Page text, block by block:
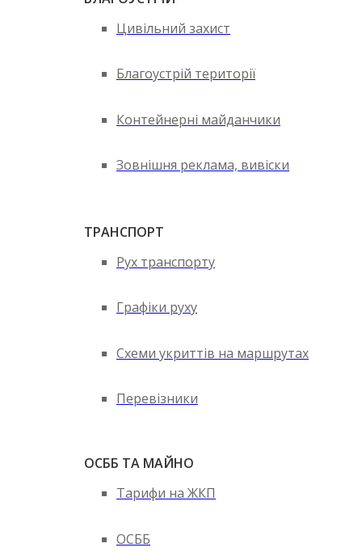
Цивільний захист
Благоустрій території
Контейнерні майданчики
Зовнішня реклама, вивіски
ТРАНСПОРТ
Рух транспорту
Графіки руху
Схеми укриттів на маршрутах
Перевізники
ОСББ ТА МАЙНО
Тарифи на ЖКП
ОСББ